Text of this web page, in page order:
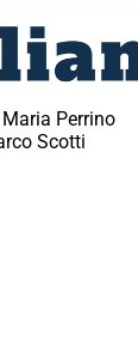
Perrino
Scotti